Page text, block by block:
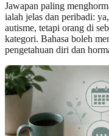
Jawapan paling
ialah jelas dan peribadi:
autisme, tetapi orang di
kategori. Bahasa boleh
pengetahuan diri dan